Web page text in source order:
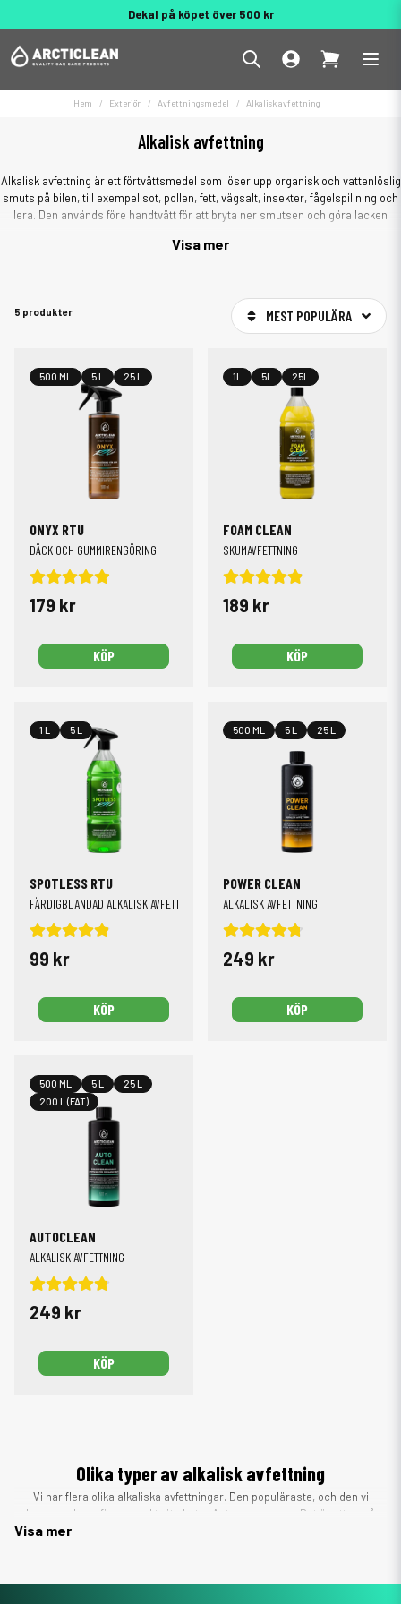
Dekal på köpet över 500 kr
Hem Exteriör Avfettningsmedel Alkalisk avfettning
Alkalisk avfettning
Alkalisk avfettning är ett förtvättsmedel som löser upp organisk och vattenlöslig
smuts på bilen, till exempel sot, pollen, fett, vägsalt, insekter, fågelspillning och
lera. Den används före handtvätt för att bryta ner smutsen och göra lacken
Visa mer
5 produkter MEST POPULÄRA
ONYX RTU
DÄCK OCH GUMMIRENGÖRING
179 kr
KÖP
500 ML 5 L 25 L
FOAM CLEAN
SKUMAVFETTNING
189 kr
KÖP
1L 5L 25L
SPOTLESS RTU
FÄRDIGBLANDAD ALKALISK AVFETTNING
99 kr
KÖP
1 L 5 L
POWER CLEAN
ALKALISK AVFETTNING
249 kr
KÖP
500 ML 5 L 25 L
AUTOCLEAN
ALKALISK AVFETTNING
249 kr
KÖP
500 ML 5 L
25 L
200 L (FAT)
Olika typer av alkalisk avfettning
Vi har flera olika alkaliska avfettningar. Den populäraste, och den vi
rekommenderar för normal tvätt, heter Autoclean + wax. Det är ett av våra
superkoncentrat, vilket innebär att produkten späds ut med vatten före
Vid normal tvätt rekommenderar vi en blandning med 3% Autoclean + wax
Visa mer